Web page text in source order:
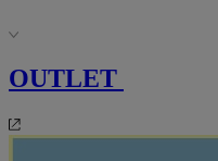
OUTLET